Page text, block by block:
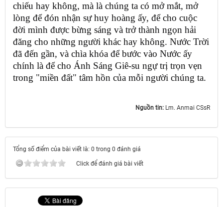
chiếu hay không, mà là chúng ta có mở mắt, mở
lòng để đón nhận sự huy hoàng ấy, để cho cuộc
đời mình được bừng sáng và trở thành ngọn hải
đăng cho những người khác hay không. Nước Trời
đã đến gần, và chìa khóa để bước vào Nước ấy
chính là để cho Ánh Sáng Giê-su ngự trị trọn vẹn
trong "miền đất" tâm hồn của mỗi người chúng ta.
Nguồn tin: Lm. Anmai CSsR
Tổng số điểm của bài viết là: 0 trong 0 đánh giá
Click để đánh giá bài viết